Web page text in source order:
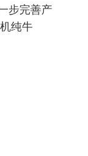
步完善产
纯牛